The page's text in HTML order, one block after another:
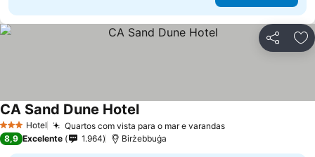
Partilhar
3 EstrelasHotel Quartos com vista para o mar e varandasVer preços
CA Sand Dune HotelVer preços
8,9 Excelente 1.964 Birżebbuġa